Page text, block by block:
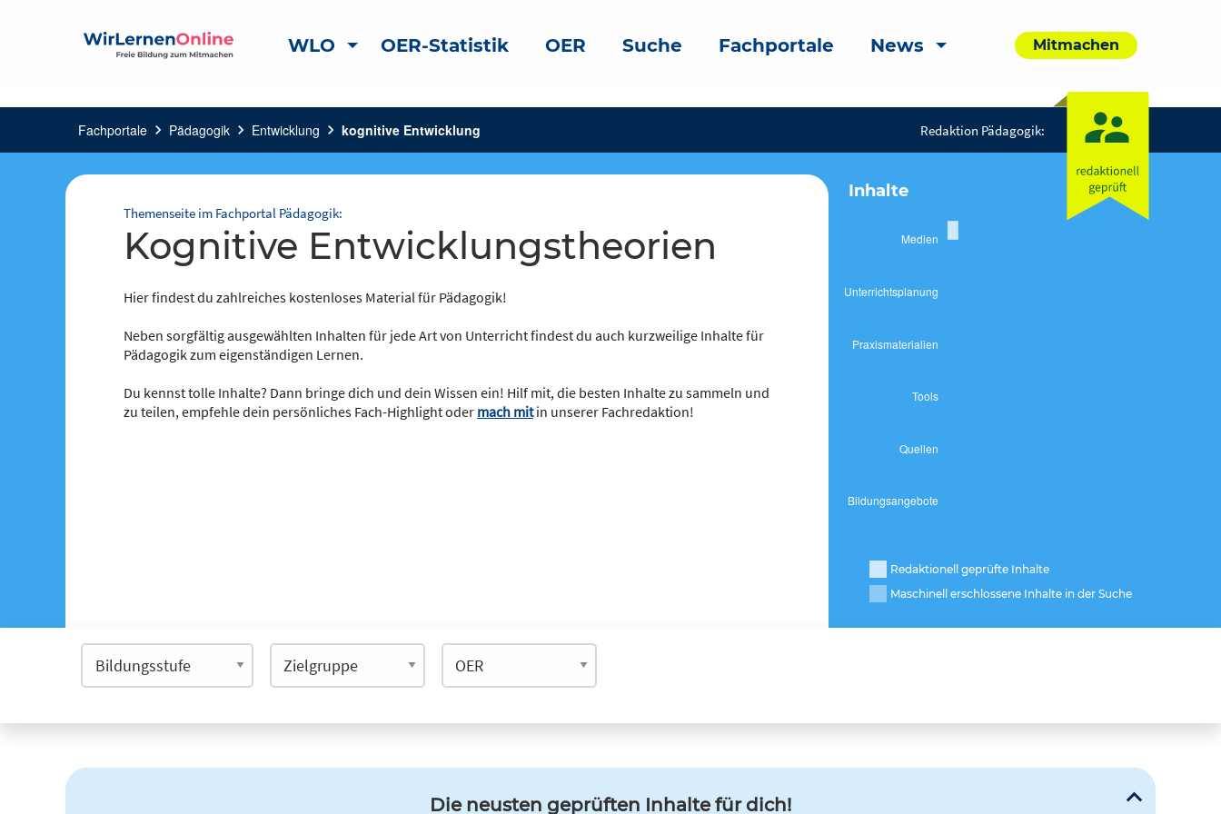
WLO OER-Statistik OER Suche Fachportale News Mitmachen
Fachportale chevron_right Pädagogik chevron_right Entwicklung chevron_right kognitive Entwicklung Redaktion Pädagogik:
Themenseite im Fachportal Pädagogik:
kognitive Entwicklungstheorien
Hier findest du zahlreiches kostenloses Material für Pädagogik!
Neben sorgfältig ausgewählten Inhalten für jede Art von Unterricht findest du auch kurzweilige Inhalte für
Pädagogik zum eigenständigen Lernen.
Du kennst tolle Inhalte? Dann bringe dich und dein Wissen ein! Hilf mit, die besten Inhalte zu sammeln und
zu teilen, empfehle dein persönliches Fach-Highlight oder mach mitin unserer Fachredaktion!
Inhalte
Redaktionell geprüfte Inhalte
Maschinell erschlossene Inhalte in der Suche
Die neusten geprüften Inhalte für dich!